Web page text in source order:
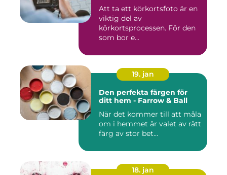
Att ta ett körkortsfoto är en
viktig del av
körkortsprocessen. För den
som bor e...
19. jan
Den perfekta färgen för
ditt hem - Farrow & Ball
När det kommer till att måla
om i hemmet är valet av rätt
färg av stor bet...
18. jan